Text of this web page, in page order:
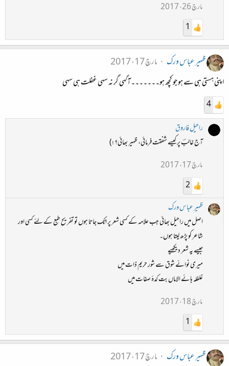
مارچ 26، 2017
1
ظہیر عباس ورک
مارچ 17، 2017
اپنی ہستی ہی سے ہو جو کچھ ہو۔۔۔۔۔۔۔آگہی گر نہ سہی غفلت ہی سہی
4
راحیل فاروق
آج غالبؔ پر کیسے شفقت فرمائی، ظہیر بھائی؟ ؛)
مارچ 17، 2017
2
ظہیر عباس ورک
اصل میں راحیل بھائی جب علامہ کے کسی شعر پر اٹک جاتا ہوں تو تفریح طبع کے لئے کسی اور
شاعر کو پڑھ لیتا ہوں۔
جیسے یہ شعر دیکھیے
میری نوائے شوق سے شور حریم ذات میں
غلغلہ ہائے الاماں بت کدۂ صفات میں
مارچ 18، 2017
1
ظہیر عباس ورک
مارچ 17، 2017